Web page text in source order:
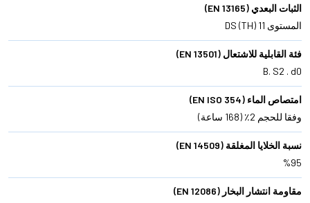
الثبات البعدي (EN 13165)
المستوى DS (TH) 11
فئة القابلية للاشتعال (EN 13501)
B. S2 . d0
امتصاص الماء (EN ISO 354)
وفقا للحجم 2٪ (168 ساعة)
نسبة الخلايا المغلقة (EN 14509)
%95
مقاومة انتشار البخار (EN 12086)